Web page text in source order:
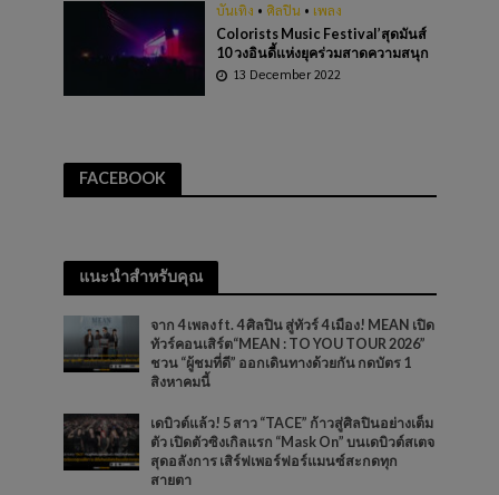
บันเทิง • ศิลปิน • เพลง
Colorists Music Festival’สุดมันส์
10 วงอินดี้แห่งยุคร่วมสาดความสนุก
13 December 2022
FACEBOOK
แนะนำสำหรับคุณ
จาก 4 เพลง ft. 4 ศิลปิน สู่ทัวร์ 4 เมือง! MEAN เปิด
ทัวร์คอนเสิร์ต“MEAN : TO YOU TOUR 2026”
ชวน “ผู้ชมที่ดี” ออกเดินทางด้วยกัน กดบัตร 1
สิงหาคมนี้
เดบิวต์แล้ว! 5 สาว “TACE” ก้าวสู่ศิลปินอย่างเต็ม
ตัว เปิดตัวซิงเกิลแรก “Mask On” บนเดบิวต์สเตจ
สุดอลังการ เสิร์ฟเพอร์ฟอร์แมนซ์สะกดทุก
สายตา